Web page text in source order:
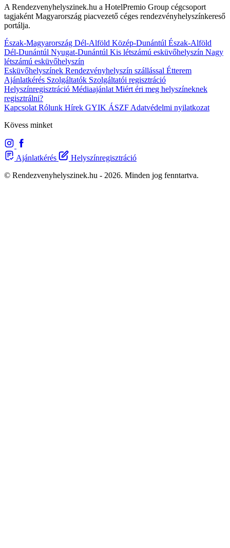
A Rendezvenyhelyszinek.hu a HotelPremio Group cégcsoport
tagjaként Magyarország piacvezető céges rendezvényhelyszínkereső
portálja.
Észak-Magyarország Dél-Alföld Közép-Dunántúl Észak-Alföld
Dél-Dunántúl Nyugat-Dunántúl Kis létszámú esküvőhelyszín Nagy
létszámú esküvőhelyszín
Esküvőhelyszínek Rendezvényhelyszín szállással Étterem
Ajánlatkérés Szolgáltatók Szolgáltatói regisztráció
Helyszínregisztráció Médiaajánlat Miért éri meg helyszíneknek
regisztrálni?
Kapcsolat Rólunk Hírek GYIK ÁSZF Adatvédelmi nyilatkozat
Kövess minket
Ajánlatkérés
Helyszínregisztráció
© Rendezvenyhelyszinek.hu - 2026. Minden jog fenntartva.